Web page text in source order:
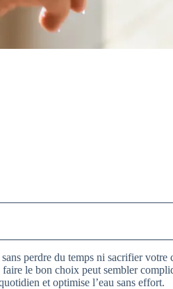
perdre du temps ni sacrifier votre
le bon choix peut sembler
et optimise l’eau sans effort.